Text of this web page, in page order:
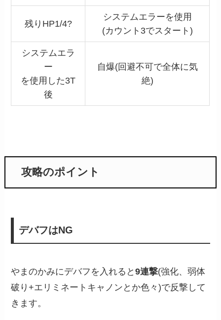
残りHP1/4?
システムエラーを使用
(カウント3でスタート)
システムエラ
ー
を使用した3T
後
自爆(回避不可で全体に気
絶)
攻略のポイント
デバフはNG
やまのかみにデバフを入れると9連撃(強化、弱体
破り+エリミネートキャノンとか色々)で反撃して
きます。